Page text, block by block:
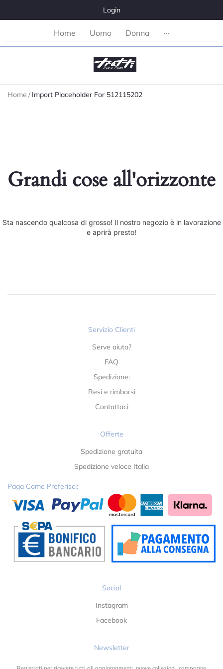
Login
Home Uomo Donna ···
Home / Import Placeholder For 512115202
Grandi cose all'orizzonte
Sta nascendo qualcosa di grosso! Il nostro negozio è in lavorazione
e aprirà presto!
Servizio Clienti
Serve aiuto?
FAQ
Spedizione:
Resi e rimborsi
Contattaci
Offerte
Spedizione gratuita
Spedizione veloce Italia
Paga Come Preferisci:
Social
Instagram
Facebook
Newsletter